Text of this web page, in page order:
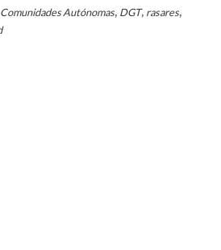
Comunidades Autónomas, DGT, rasares,